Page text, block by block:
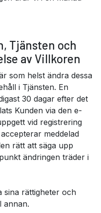
Tjänsten och
av Villkoren
som helst ändra dessa
i Tjänsten. En
30 dagar efter det
Kunden via den e-
vid registrering
meddelad
rätt att säga upp
ändringen träder i
sina rättigheter och
annan.